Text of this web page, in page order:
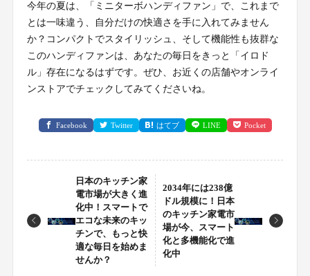
今年の夏は、「ミニターボハンディファン」で、これまで
とは一味違う、自分だけの快適さを手に入れてみません
か？コンパクトでスタイリッシュ、そして機能性も抜群な
このハンディファンは、あなたの毎日をきっと「イロド
ル」存在になるはずです。ぜひ、お近くの店舗やオンライ
ンストアでチェックしてみてくださいね。
Facebook Twitter はてブ LINE Pocket
日本のキッチン家
電市場が大きく進
化中！スマートで
エコな未来のキッ
チンで、もっと快
適な毎日を始めま
せんか？
2034年には238億
ドル規模に！日本
のキッチン家電市
場が今、スマート
化と多機能化で進
化中